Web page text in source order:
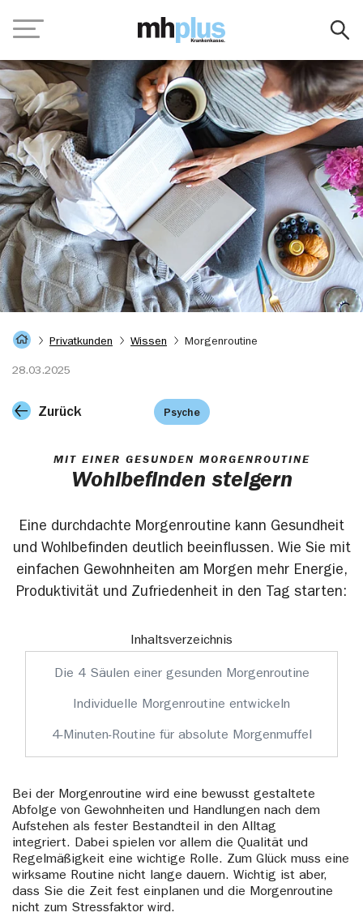
Navigation
Startseite
Privatkunden
Wissen Morgenroutine
28.03.2025
Zurück Psyche
MIT EINER GESUNDEN MORGENROUTINE
Wohlbefinden steigern
Eine durchdachte Morgenroutine kann Gesundheit
und Wohlbefinden deutlich beeinflussen. Wie Sie mit
einfachen Gewohnheiten am Morgen mehr Energie,
Produktivität und Zufriedenheit in den Tag starten:
Inhaltsverzeichnis
Die 4 Säulen einer gesunden Morgenroutine
Individuelle Morgenroutine entwickeln
4-Minuten-Routine für absolute Morgenmuffel
Bei der Morgenroutine wird eine bewusst gestaltete
Abfolge von Gewohnheiten und Handlungen nach dem
Aufstehen als fester Bestandteil in den Alltag
integriert. Dabei spielen vor allem die Qualität und
Regelmäßigkeit eine wichtige Rolle. Zum Glück muss eine
wirksame Routine nicht lange dauern. Wichtig ist aber,
dass Sie die Zeit fest einplanen und die Morgenroutine
nicht zum Stressfaktor wird.